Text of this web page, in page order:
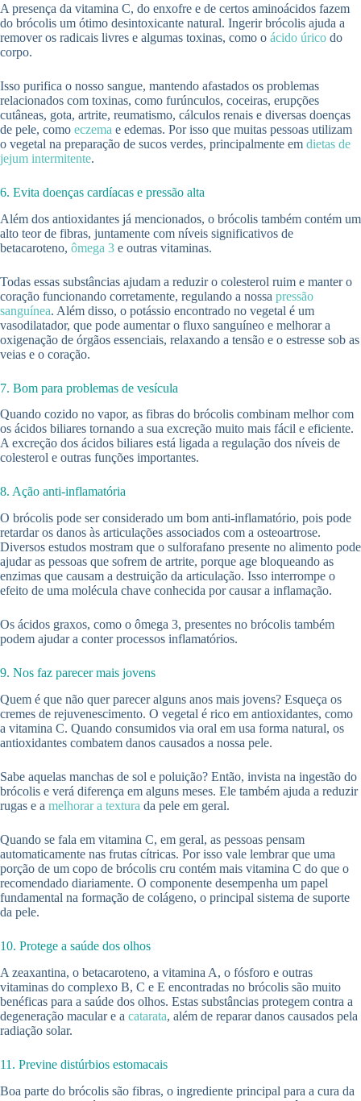
A presença da vitamina C, do enxofre e de certos aminoácidos fazem
do brócolis um ótimo desintoxicante natural. Ingerir brócolis ajuda a
remover os radicais livres e algumas toxinas, como o ácido úrico do
corpo.
Isso purifica o nosso sangue, mantendo afastados os problemas
relacionados com toxinas, como furúnculos, coceiras, erupções
cutâneas, gota, artrite, reumatismo, cálculos renais e diversas doenças
de pele, como eczema e edemas. Por isso que muitas pessoas utilizam
o vegetal na preparação de sucos verdes, principalmente em dietas de
jejum intermitente.
6. Evita doenças cardíacas e pressão alta
Além dos antioxidantes já mencionados, o brócolis também contém um
alto teor de fibras, juntamente com níveis significativos de
betacaroteno, ômega 3 e outras vitaminas.
Todas essas substâncias ajudam a reduzir o colesterol ruim e manter o
coração funcionando corretamente, regulando a nossa pressão
sanguínea. Além disso, o potássio encontrado no vegetal é um
vasodilatador, que pode aumentar o fluxo sanguíneo e melhorar a
oxigenação de órgãos essenciais, relaxando a tensão e o estresse sob as
veias e o coração.
7. Bom para problemas de vesícula
Quando cozido no vapor, as fibras do brócolis combinam melhor com
os ácidos biliares tornando a sua excreção muito mais fácil e eficiente.
A excreção dos ácidos biliares está ligada a regulação dos níveis de
colesterol e outras funções importantes.
8. Ação anti-inflamatória
O brócolis pode ser considerado um bom anti-inflamatório, pois pode
retardar os danos às articulações associados com a osteoartrose.
Diversos estudos mostram que o sulforafano presente no alimento pode
ajudar as pessoas que sofrem de artrite, porque age bloqueando as
enzimas que causam a destruição da articulação. Isso interrompe o
efeito de uma molécula chave conhecida por causar a inflamação.
Os ácidos graxos, como o ômega 3, presentes no brócolis também
podem ajudar a conter processos inflamatórios.
9. Nos faz parecer mais jovens
Quem é que não quer parecer alguns anos mais jovens? Esqueça os
cremes de rejuvenescimento. O vegetal é rico em antioxidantes, como
a vitamina C. Quando consumidos via oral em usa forma natural, os
antioxidantes combatem danos causados a nossa pele.
Sabe aquelas manchas de sol e poluição? Então, invista na ingestão do
brócolis e verá diferença em alguns meses. Ele também ajuda a reduzir
rugas e a melhorar a textura da pele em geral.
Quando se fala em vitamina C, em geral, as pessoas pensam
automaticamente nas frutas cítricas. Por isso vale lembrar que uma
porção de um copo de brócolis cru contém mais vitamina C do que o
recomendado diariamente. O componente desempenha um papel
fundamental na formação de colágeno, o principal sistema de suporte
da pele.
10. Protege a saúde dos olhos
A zeaxantina, o betacaroteno, a vitamina A, o fósforo e outras
vitaminas do complexo B, C e E encontradas no brócolis são muito
benéficas para a saúde dos olhos. Estas substâncias protegem contra a
degeneração macular e a catarata, além de reparar danos causados pela
radiação solar.
11. Previne distúrbios estomacais
Boa parte do brócolis são fibras, o ingrediente principal para a cura da